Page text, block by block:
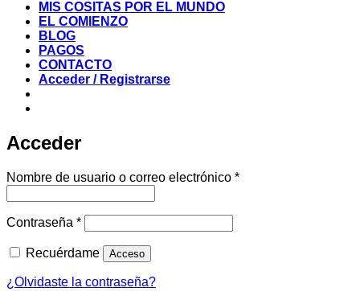
MIS COSITAS POR EL MUNDO
EL COMIENZO
BLOG
PAGOS
CONTACTO
Acceder / Registrarse
Acceder
Nombre de usuario o correo electrónico *Obligatorio
Contraseña *Obligatorio
Recuérdame Acceso
¿Olvidaste la contraseña?